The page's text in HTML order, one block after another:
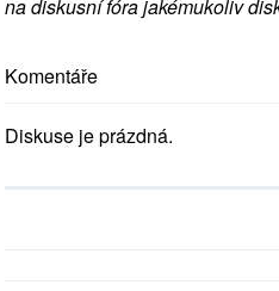
na diskusní fóra jakémukoliv
Komentáře
Diskuse je prázdná.